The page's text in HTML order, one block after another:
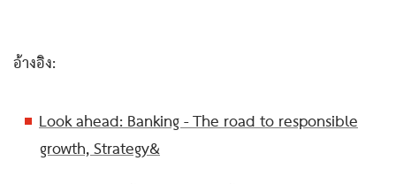
อ้างอิง:
Look ahead: Banking - The road to responsible
growth, Strategy&